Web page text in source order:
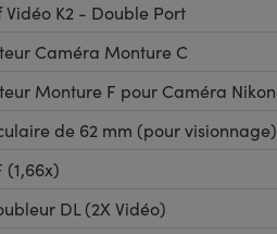
K2 - Double Port
Caméra Monture C
Monture F pour Caméra Nikon
de 62 mm (pour visionnage)
(1,66x)
DL (2X Vidéo)